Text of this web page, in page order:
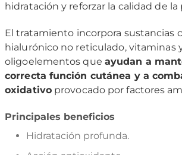
hidratación y reforzar la calidad de la
El tratamiento incorpora sustancias
hialurónico no reticulado, vitaminas
oligoelementos que ayudan a
correcta función cutánea y a
oxidativoprovocado por factores
Principales beneficios
Hidratación profunda.